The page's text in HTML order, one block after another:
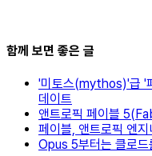
함께 보면 좋은 글
'미토스(mythos)'급 '
데이트
앤트로픽 페이블
페이블, 앤트로픽 엔
Opus 5부터는 클로드